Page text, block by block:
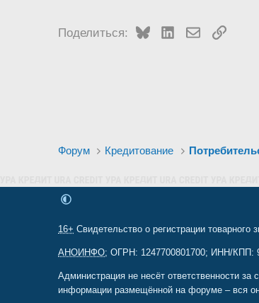
Поделиться: BlueskyLinkedIn
Форум Кредитование
16+ Свидетельство о регистрации
АНОИНФО; ОГРН: 1247700801700; ИНН/КПП:
Администрация не несёт ответственности
информации размещённой на форуме – вся